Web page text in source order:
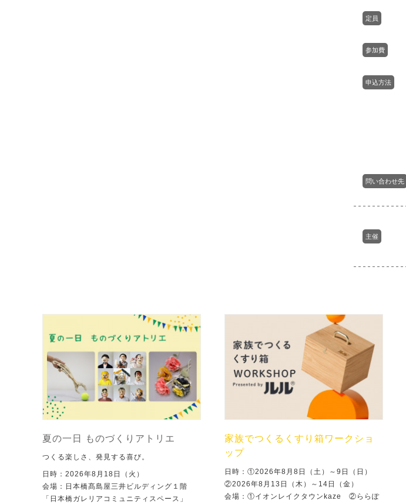
定員
参加費
申込方法
問い合わせ先
主催
夏の一日 ものづくりアトリエ
つくる楽しさ、発見する喜び。
日時：2026年8月18日（火）
会場：日本橋髙島屋三井ビルディング１階
「日本橋ガレリアコミュニティスペース」
家族でつくるくすり箱ワークショ
ップ
日時：①2026年8月8日（土）～9日（日）
②2026年8月13日（木）～14日（金）
会場：①イオンレイクタウンkaze ②ららぽ